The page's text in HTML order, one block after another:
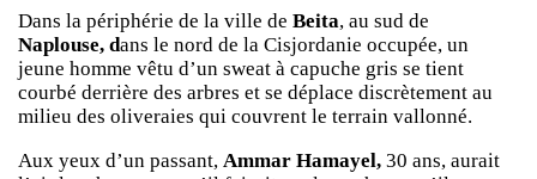
Dans la périphérie de la ville de Beita, au sud de
Naplouse, dans le nord de la Cisjordanie occupée, un
jeune homme vêtu d’un sweat à capuche gris se tient
courbé derrière des arbres et se déplace discrètement au
milieu des oliveraies qui couvrent le terrain vallonné.
Aux yeux d’un passant, Ammar Hamayel, 30 ans, aurait